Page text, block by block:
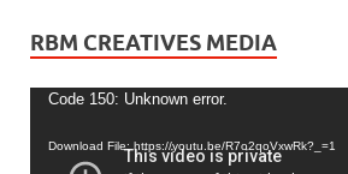
RBM CREATIVES MEDIA
Video
Code 150: Unknown error.
Download File: https://youtu.be/R7o2qoVxwRk?_=1